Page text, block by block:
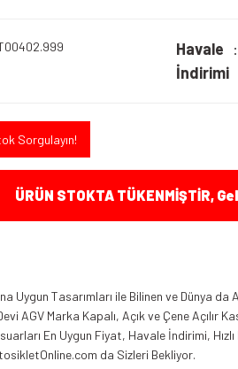
Havale
İndirimi
Sorgulayın!
ÜRÜN STOKTA TÜKENMİŞTİR,
Uygun Tasarımları ile Bilinen ve Dünya da
AGV Marka Kapalı, Açık ve Çene Açılır
En Uygun Fiyat, Havale İndirimi,
da Sizleri Bekliyor.